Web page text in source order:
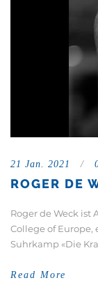
21 Jan. 2021 /
ROGER DE
Roger de Weck ist
College of Europe,
Suhrkamp «Die
Read More